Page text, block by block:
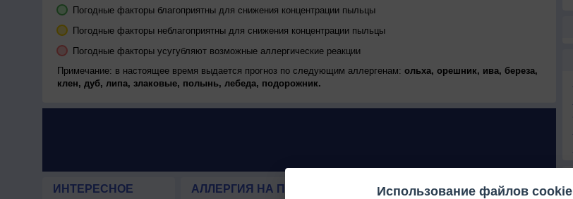
Погодные факторы благоприятны для снижения концентрации пыльцы
Погодные факторы неблагоприятны для снижения концентрации пыльцы
Погодные факторы усугубляют возможные аллергические реакции
Примечание: в настоящее время выдается прогноз по следующим аллергенам: ольха, орешник, ива, береза,
клен, дуб, липа, злаковые, полынь, лебеда, подорожник.
ИНТЕРЕСНОЕ АЛЛЕРГИЯ НА ПЫЛЬЦУ РАСТЕНИЙ в АллероеИспользование файлов cookie